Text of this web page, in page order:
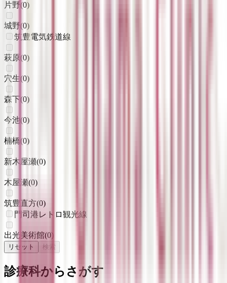
片野(0)
城野(0)
筑豊電気鉄道線
萩原(0)
穴生(0)
森下(0)
今池(0)
楠橋(0)
新木屋瀬(0)
木屋瀬(0)
筑豊直方(0)
門司港レトロ観光線
出光美術館(0)
リセット 検索
診療科からさがす